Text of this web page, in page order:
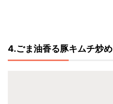
4.ごま油香る豚キムチ炒め